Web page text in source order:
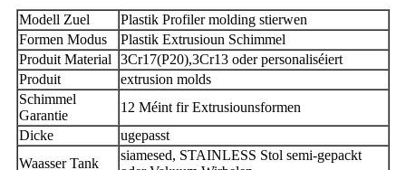
Modell Zuel
Plastik Profiler molding stierwen
Formen Modus
Plastik Extrusioun Schimmel
Produit Material
3Cr17(P20),3Cr13 oder personaliséiert
Produit
extrusion molds
Schimmel
Garantie
12 Méint fir Extrusiounsformen
Dicke
ugepasst
Waasser Tank
siamesed, STAINLESS Stol semi-gepackt